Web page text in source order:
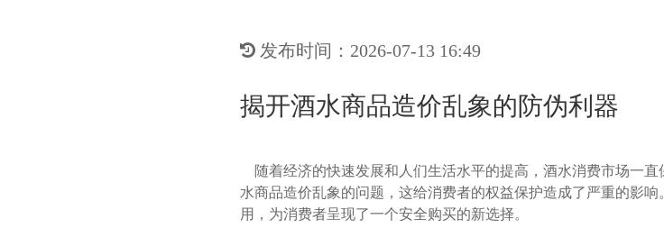
发布时间：2026-07-13 16:49
揭开酒水商品造价乱象的防伪利器
随着经济的快速发展和人们生活水平的提高，酒水消费市场一
水商品造价乱象的问题，这给消费者的权益保护造成了严重的影
用，为消费者呈现了一个安全购买的新选择。